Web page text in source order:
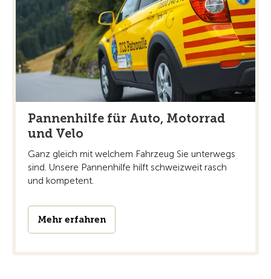
Pannenhilfe für Auto, Motorrad
und Velo
Ganz gleich mit welchem Fahrzeug Sie unterwegs
sind. Unsere Pannenhilfe hilft schweizweit rasch
und kompetent.
Mehr erfahren